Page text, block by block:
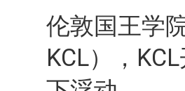
伦敦国王学
KCL），